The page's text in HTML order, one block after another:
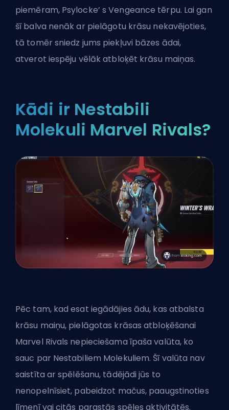
piemēram, Psylocke’ s Vengeance tērpu. Lai gan
šī balva nenāk ar pielāgotu krāsu nekavējoties,
tā tomēr sniedz jums piekļuvi bāzes ādai,
atverot iespēju vēlāk atbloķēt krāsu maiņas.
Kādi ir Nestabili
Molekuli Marvel Rivals?
Pēc tam, kad esat iegādājies ādu, kas atbalsta
krāsu maiņu, pielāgotas krāsas atbloķēšanai
Marvel Rivals nepieciešama īpaša valūta, ko
sauc par Nestabiliem Molekuliem. Šī valūta nav
saistīta ar spēlēšanu, tādējādi jūs to
nenopelnīsiet, pabeidzot mačus, paaugstinoties
līmenī vai citās parastās spēles aktivitātēs.